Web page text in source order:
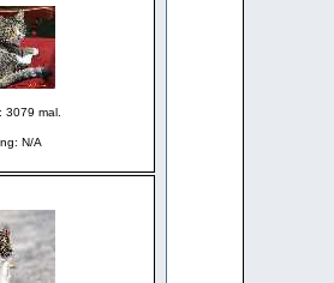
3079 mal.
N/A